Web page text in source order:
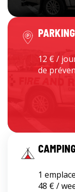
PARKING
12 € /
de
1
48 € /